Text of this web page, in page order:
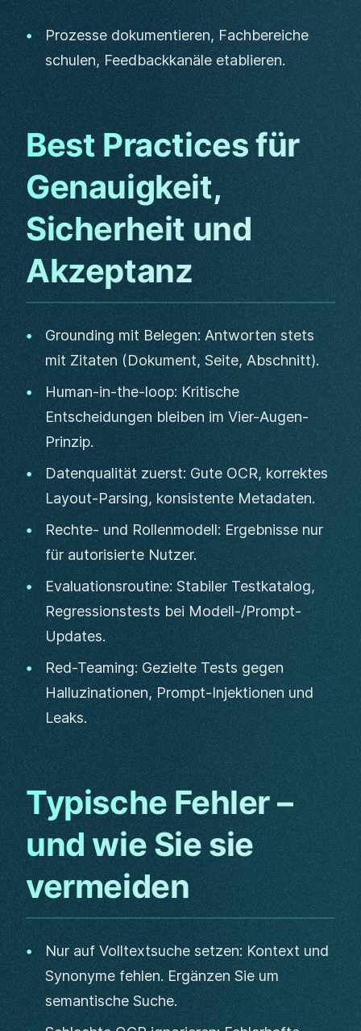
Prozesse dokumentieren, Fachbereiche
schulen, Feedbackkanäle etablieren.
Best Practices für
Genauigkeit,
Sicherheit und
Akzeptanz
Grounding mit Belegen: Antworten stets
mit Zitaten (Dokument, Seite, Abschnitt).
Human-in-the-loop: Kritische
Entscheidungen bleiben im Vier-Augen-
Prinzip.
Datenqualität zuerst: Gute OCR, korrektes
Layout-Parsing, konsistente Metadaten.
Rechte- und Rollenmodell: Ergebnisse nur
für autorisierte Nutzer.
Evaluationsroutine: Stabiler Testkatalog,
Regressionstests bei Modell-/Prompt-
Updates.
Red-Teaming: Gezielte Tests gegen
Halluzinationen, Prompt-Injektionen und
Leaks.
Typische Fehler –
und wie Sie sie
vermeiden
Nur auf Volltextsuche setzen: Kontext und
Synonyme fehlen. Ergänzen Sie um
semantische Suche.